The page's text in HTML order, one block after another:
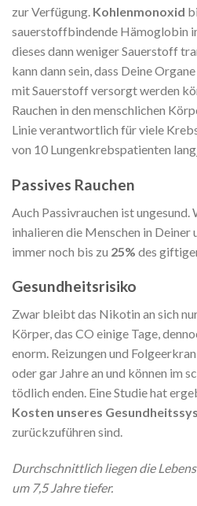
zur Verfügung. Kohlenmonoxid
sauerstoffbindende Hämoglobin
dieses dann weniger Sauerstoff
kann dann sein, dass Deine
mit Sauerstoff versorgt werden
Rauchen in den menschlichen
Linie verantwortlich für viele
von 10 Lungenkrebspatienten
Passives Rauchen
Auch Passivrauchen ist ungesund.
inhalieren die Menschen in
immer noch bis zu 25% des
Gesundheitsrisiko
Zwar bleibt das Nikotin an sich
Körper, das CO einige Tage,
enorm. Reizungen und
oder gar Jahre an und können im
tödlich enden. Eine Studie hat
Kosten unseres
zurückzuführen sind.
Durchschnittlich liegen die
um 7,5 Jahre tiefer.